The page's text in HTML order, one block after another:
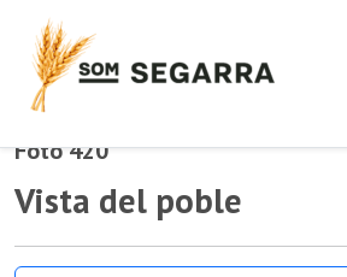
Foto 420
Vista del poble